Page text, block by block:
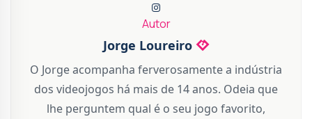
Autor
Jorge Loureiro
O Jorge acompanha ferverosamente a indústria
dos videojogos há mais de 14 anos. Odeia que
lhe perguntem qual é o seu jogo favorito,